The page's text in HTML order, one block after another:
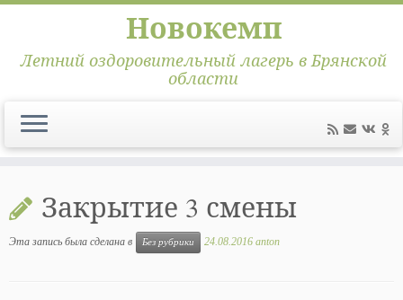
содержимому
Новокемп
Летний оздоровительный лагерь в Брянской
области
Закрытие 3 смены
Эта запись была сделана в Без рубрики 24.08.2016 anton